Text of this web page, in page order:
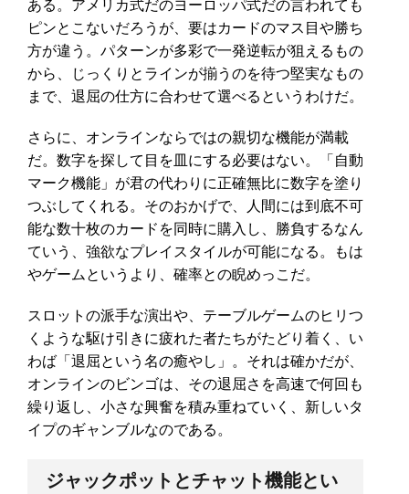
ある。アメリカ式だのヨーロッパ式だの言われても
ピンとこないだろうが、要はカードのマス目や勝ち
方が違う。パターンが多彩で一発逆転が狙えるもの
から、じっくりとラインが揃うのを待つ堅実なもの
まで、退屈の仕方に合わせて選べるというわけだ。
さらに、オンラインならではの親切な機能が満載
だ。数字を探して目を皿にする必要はない。「自動
マーク機能」が君の代わりに正確無比に数字を塗り
つぶしてくれる。そのおかげで、人間には到底不可
能な数十枚のカードを同時に購入し、勝負するなん
ていう、強欲なプレイスタイルが可能になる。もは
やゲームというより、確率との睨めっこだ。
スロットの派手な演出や、テーブルゲームのヒリつ
くような駆け引きに疲れた者たちがたどり着く、い
わば「退屈という名の癒やし」。それは確かだが、
オンラインのビンゴは、その退屈さを高速で何回も
繰り返し、小さな興奮を積み重ねていく、新しいタ
イプのギャンブルなのである。
ジャックポットとチャット機能とい